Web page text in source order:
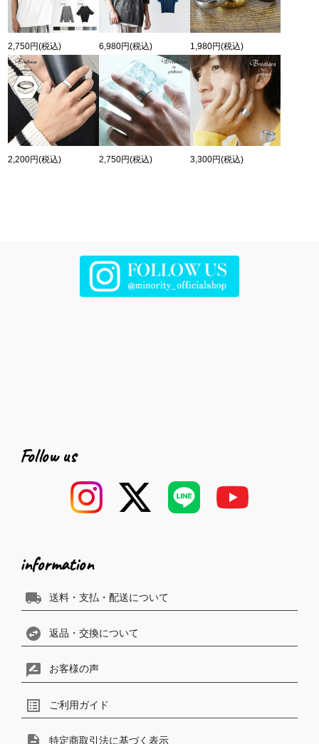
2,750円(税込) 6,980円(税込) 1,980円(税込)
2,200円(税込) 2,750円(税込) 3,300円(税込)
Follow us
information
local_shipping 送料・支払・配送について
swap_horizontal_circle 返品・交換について
rate_review お客様の声
list_alt ご利用ガイド
特定商取引法に基づく表示